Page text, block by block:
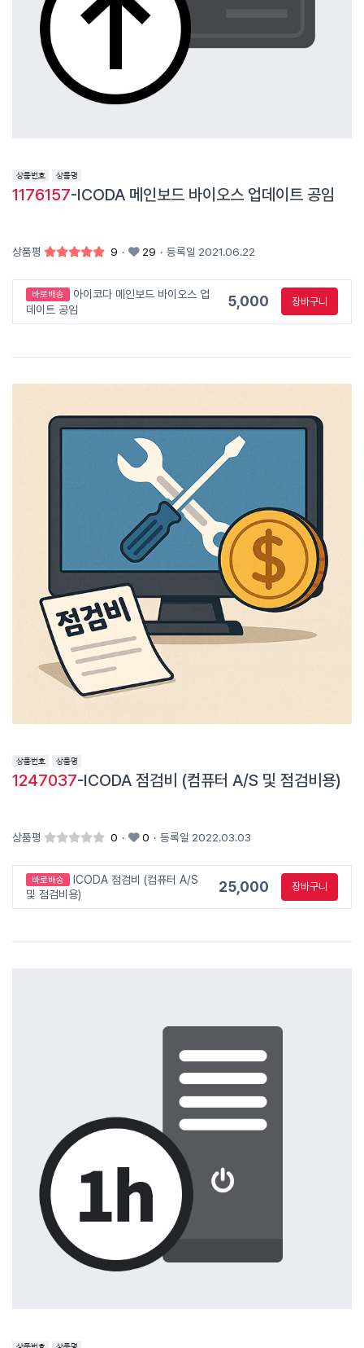
1176157-ICODA 메인보드 바이오스 업데이트 공임
상품평 9 · 29 · 등록일 2021.06.22
바로배송
아이코다 메인보드 바이오스 업
데이트 공임
5,000 장바구니
1247037-ICODA 점검비 (컴퓨터 A/S 및 점검비용)
상품평 0 · 0 · 등록일 2022.03.03
바로배송
ICODA 점검비 (컴퓨터 A/S
및 점검비용)
25,000 장바구니